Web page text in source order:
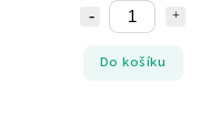
Do košíku